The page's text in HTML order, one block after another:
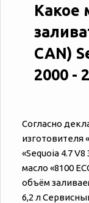
Какое
CAN)
2000 -
Согласно
изготовителя
«‎‎Sequoia 4.7
масло «8100
объём
6,2 л